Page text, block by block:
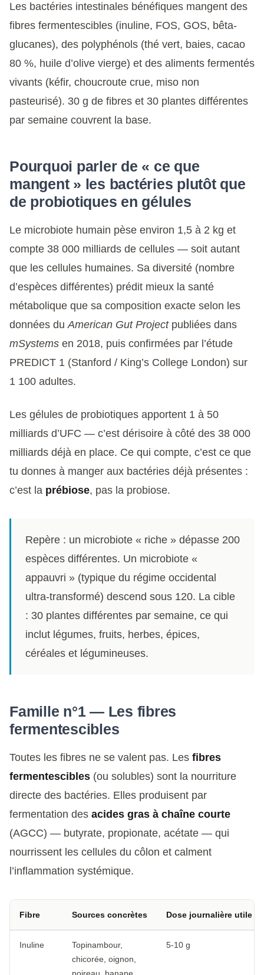
Les bactéries intestinales bénéfiques mangent des
fibres fermentescibles (inuline, FOS, GOS, bêta-
glucanes), des polyphénols (thé vert, baies, cacao
80 %, huile d’olive vierge) et des aliments fermentés
vivants (kéfir, choucroute crue, miso non
pasteurisé). 30 g de fibres et 30 plantes différentes
par semaine couvrent la base.
Pourquoi parler de « ce que
mangent » les bactéries plutôt que
de probiotiques en gélules
Le microbiote humain pèse environ 1,5 à 2 kg et
compte 38 000 milliards de cellules — soit autant
que les cellules humaines. Sa diversité (nombre
d’espèces différentes) prédit mieux la santé
métabolique que sa composition exacte selon les
données duAmerican Gut Projectpubliées dans
mSystems en 2018, puis confirmées par l’étude
PREDICT 1 (Stanford / King’s College London) sur
1 100 adultes.
Les gélules de probiotiques apportent 1 à 50
milliards d’UFC — c’est dérisoire à côté des 38 000
milliards déjà en place. Ce qui compte, c’est ce que
tu donnes à manger aux bactéries déjà présentes :
c’est la prébiose, pas la probiose.
Repère : un microbiote « riche » dépasse 200
espèces différentes. Un microbiote «
appauvri » (typique du régime occidental
ultra-transformé) descend sous 120. La cible
: 30 plantes différentes par semaine, ce qui
inclut légumes, fruits, herbes, épices,
céréales et légumineuses.
Famille n°1 — Les fibres
fermentescibles
Toutes les fibres ne se valent pas. Les fibres
fermentescibles (ou solubles) sont la nourriture
directe des bactéries. Elles produisent par
fermentation des acides gras à chaîne courte
(AGCC) — butyrate, propionate, acétate — qui
nourrissent les cellules du côlon et calment
l’inflammation systémique.
Fibre Sources concrètes Dose journalière utile
Inuline
Topinambour,
chicorée, oignon,
5-10 g